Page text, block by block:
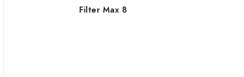
Filter Max 8